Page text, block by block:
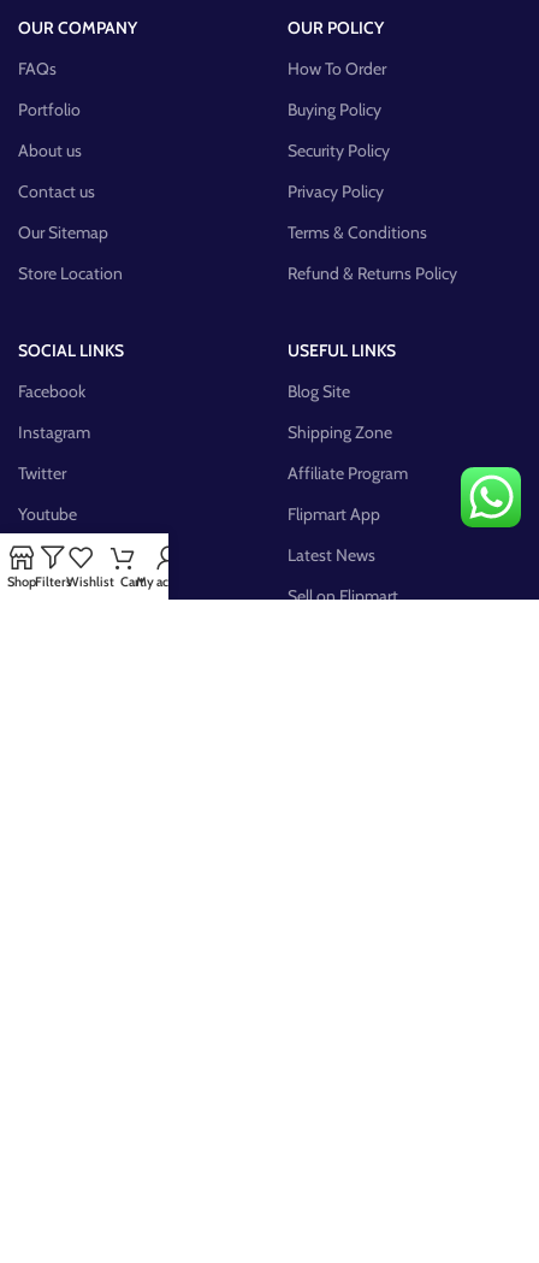
OUR COMPANY
FAQs
Portfolio
About us
Contact us
Our Sitemap
Store Location
OUR POLICY
How To Order
Buying Policy
Security Policy
Privacy Policy
Terms & Conditions
Refund & Returns Policy
SOCIAL LINKS
Facebook
Instagram
Twitter
Youtube
Pinterest
FB Group
USEFUL LINKS
Blog Site
Shipping Zone
Affiliate Program
Flipmart App
Latest News
Sell on Flipmart
ShopFiltersWishlist CartMy account